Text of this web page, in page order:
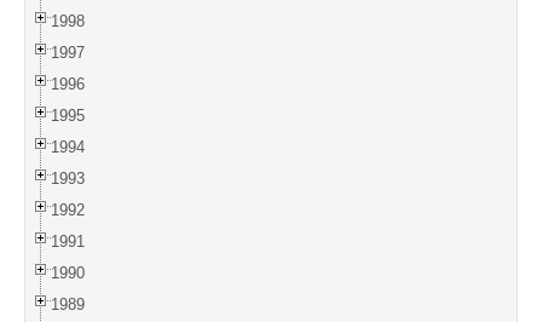
1998
1997
1996
1995
1994
1993
1992
1991
1990
1989